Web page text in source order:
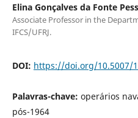
Elina Gonçalves da Fonte
Associate Professor in the
IFCS/UFRJ.
DOI: https://doi.org/10.5007/
Palavras-chave: operários
pós-1964